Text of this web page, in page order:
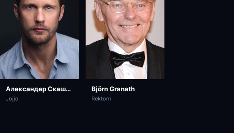
Александер Скашґорд
Jojjo
Björn Granath
Rektorn